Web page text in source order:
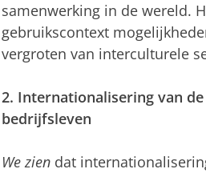
samenwerking in de wereld.
gebruikscontext
vergroten van interculturele
2. Internationalisering van
bedrijfsleven
We zien dat